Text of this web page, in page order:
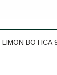
LIMON BOTICA